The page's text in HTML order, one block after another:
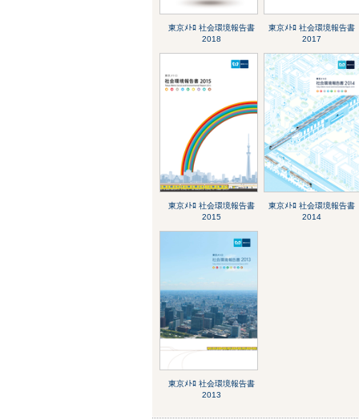
東京ﾒﾄﾛ 社会環境報告書
2018
東京ﾒﾄﾛ 社会環境報告書
2017
東京ﾒﾄﾛ 社会環境報告書
2015
東京ﾒﾄﾛ 社会環境報告書
2014
東京ﾒﾄﾛ 社会環境報告書
2013